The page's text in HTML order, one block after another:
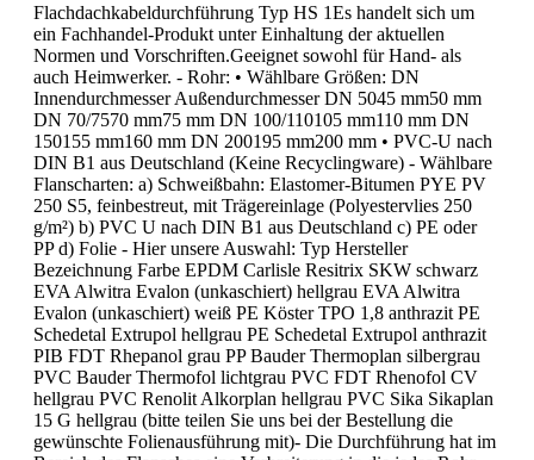
Flachdachkabeldurchführung Typ HS 1Es handelt sich um
ein Fachhandel-Produkt unter Einhaltung der aktuellen
Normen und Vorschriften.Geeignet sowohl für Hand- als
auch Heimwerker. - Rohr: • Wählbare Größen: DN
Innendurchmesser Außendurchmesser DN 5045 mm50 mm
DN 70/7570 mm75 mm DN 100/110105 mm110 mm DN
150155 mm160 mm DN 200195 mm200 mm • PVC-U nach
DIN B1 aus Deutschland (Keine Recyclingware) - Wählbare
Flanscharten: a) Schweißbahn: Elastomer-Bitumen PYE PV
250 S5, feinbestreut, mit Trägereinlage (Polyestervlies 250
g/m²) b) PVC U nach DIN B1 aus Deutschland c) PE oder
PP d) Folie - Hier unsere Auswahl: Typ Hersteller
Bezeichnung Farbe EPDM Carlisle Resitrix SKW schwarz
EVA Alwitra Evalon (unkaschiert) hellgrau EVA Alwitra
Evalon (unkaschiert) weiß PE Köster TPO 1,8 anthrazit PE
Schedetal Extrupol hellgrau PE Schedetal Extrupol anthrazit
PIB FDT Rhepanol grau PP Bauder Thermoplan silbergrau
PVC Bauder Thermofol lichtgrau PVC FDT Rhenofol CV
hellgrau PVC Renolit Alkorplan hellgrau PVC Sika Sikaplan
15 G hellgrau (bitte teilen Sie uns bei der Bestellung die
gewünschte Folienausführung mit)- Die Durchführung hat im